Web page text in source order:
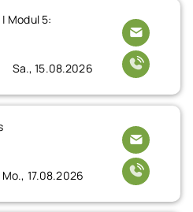
Modul 5:
Sa., 15.08.2026
Mo., 17.08.2026